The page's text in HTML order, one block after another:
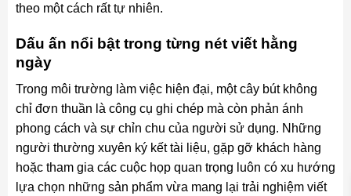
theo một cách rất tự nhiên.
Dấu ấn nổi bật trong từng nét viết hằng
ngày
Trong môi trường làm việc hiện đại, một cây bút không
chỉ đơn thuần là công cụ ghi chép mà còn phản ánh
phong cách và sự chỉn chu của người sử dụng. Những
người thường xuyên ký kết tài liệu, gặp gỡ khách hàng
hoặc tham gia các cuộc họp quan trọng luôn có xu hướng
lựa chọn những sản phẩm vừa mang lại trải nghiệm viết